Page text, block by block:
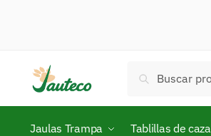
Buscar
Jaulas Trampa Tablillas de caza